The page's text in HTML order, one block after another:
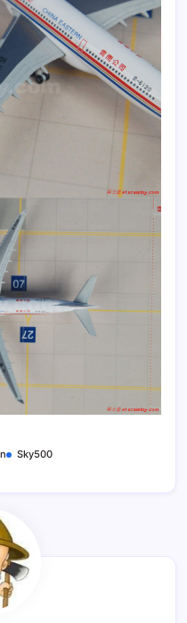
Sky500